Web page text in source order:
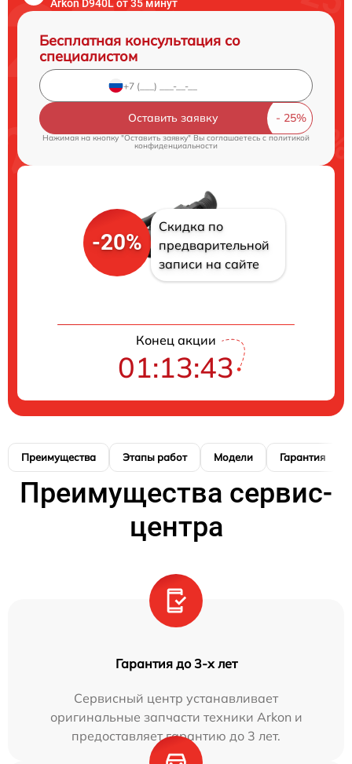
Arkon D940L от 35 минут
Бесплатная консультация со
специалистом
Оставить заявку
Нажимая на кнопку "Оставить заявку" Вы соглашаетесь c политикой
конфиденциальности
-20%
Скидка по
предварительной
записи на сайте
Конец акции
01:13:42
Преимущества Этапы работ Модели Гарантия
Преимущества сервис-
центра
Гарантия до 3-х лет
Сервисный центр устанавливает
оригинальные запчасти техники Arkon и
предоставляет гарантию до 3 лет.